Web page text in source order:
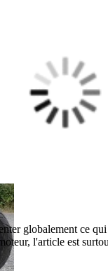
globalement ce
l'article est